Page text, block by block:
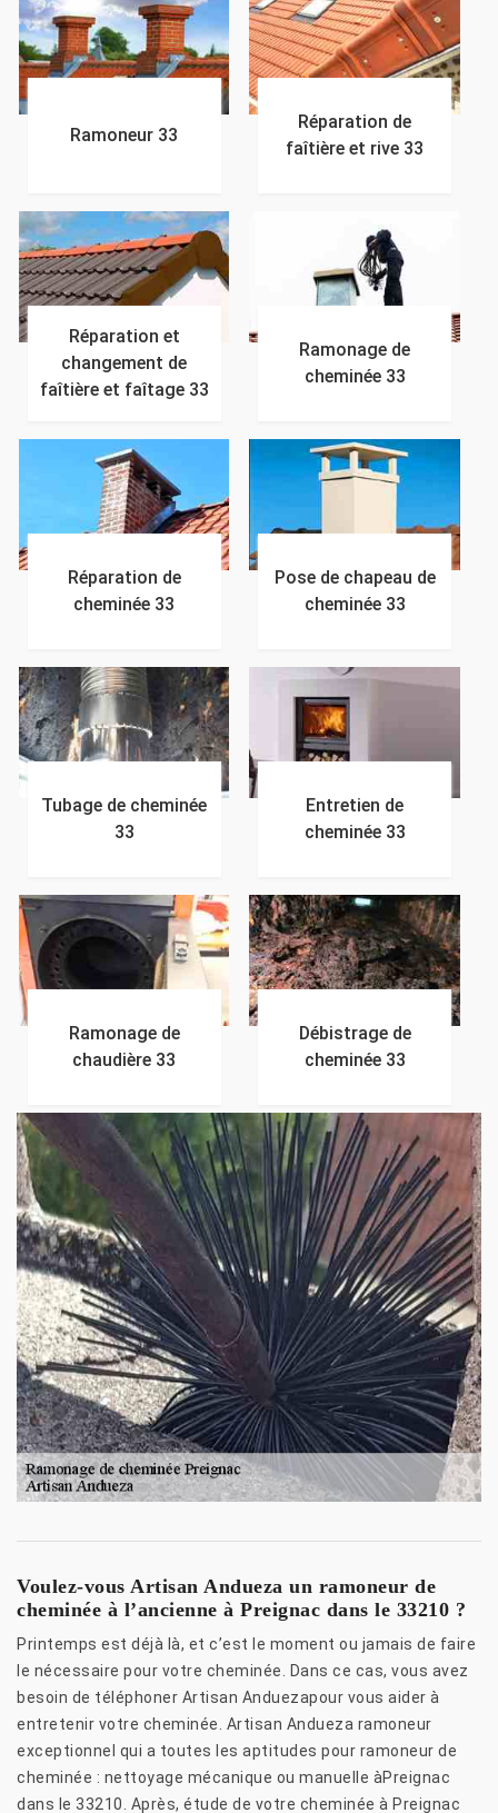
Ramoneur 33
Réparation de
faîtière et rive 33
Réparation et
changement de
faîtière et faîtage 33
Ramonage de
cheminée 33
Réparation de
cheminée 33
Pose de chapeau de
cheminée 33
Tubage de cheminée
33
Entretien de
cheminée 33
Ramonage de
chaudière 33
Débistrage de
cheminée 33
Voulez-vous Artisan Andueza un ramoneur de
cheminée à l’ancienne à Preignac dans le 33210 ?
Printemps est déjà là, et c’est le moment ou jamais de faire
le nécessaire pour votre cheminée. Dans ce cas, vous avez
besoin de téléphoner Artisan Anduezapour vous aider à
entretenir votre cheminée. Artisan Andueza ramoneur
exceptionnel qui a toutes les aptitudes pour ramoneur de
cheminée : nettoyage mécanique ou manuelle àPreignac
dans le 33210. Après, étude de votre cheminée à Preignac